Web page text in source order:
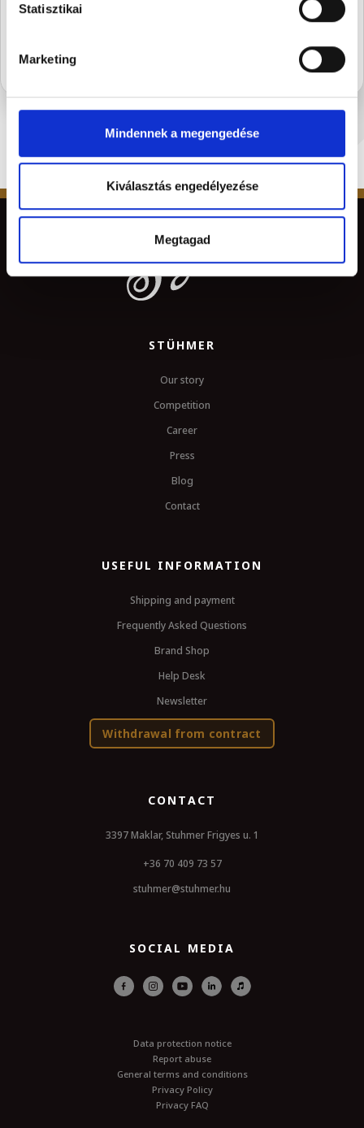
Statisztikai
Marketing
Mindennek a megengedése
Kiválasztás engedélyezése
Megtagad
STÜHMER
Our story
Competition
Career
Press
Blog
Contact
USEFUL INFORMATION
Shipping and payment
Frequently Asked Questions
Brand Shop
Help Desk
Newsletter
Withdrawal from contract
CONTACT
3397 Maklar, Stuhmer Frigyes u. 1
+36 70 409 73 57
stuhmer@stuhmer.hu
SOCIAL MEDIA
Data protection notice
Report abuse
General terms and conditions
Privacy Policy
Privacy FAQ